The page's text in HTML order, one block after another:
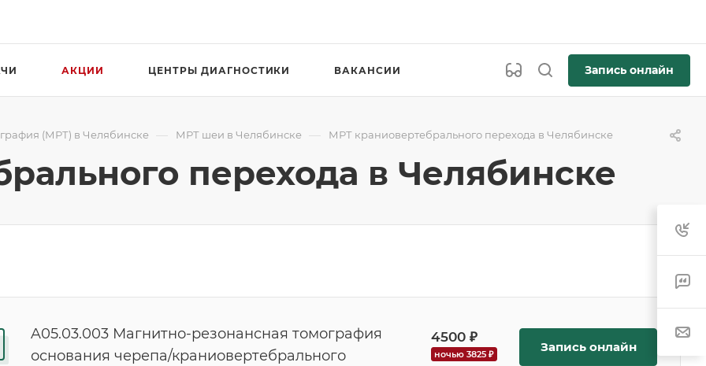
АКЦИИ ЦЕНТРЫ ДИАГНОСТИКИ ВАКАНСИИ Запись онлайн
(МРТ) в Челябинске — МРТ шеи в Челябинске — МРТ краниовертебрального перехода в Челябинске
перехода в Челябинске
A05.03.003 Магнитно-резонансная томография
основания черепа/краниовертебрального
4500 ₽
ночью 3825 ₽ Запись онлайн